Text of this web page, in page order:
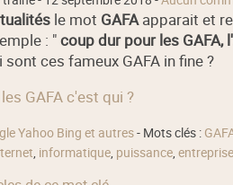
le mot GAFAapparait et
: "coup dur pour les GAFA,
sont ces fameux GAFA in fine ?
GAFA c'est qui ?
Yahoo Bing et autres- Mots clés :
, informatique, puissance,